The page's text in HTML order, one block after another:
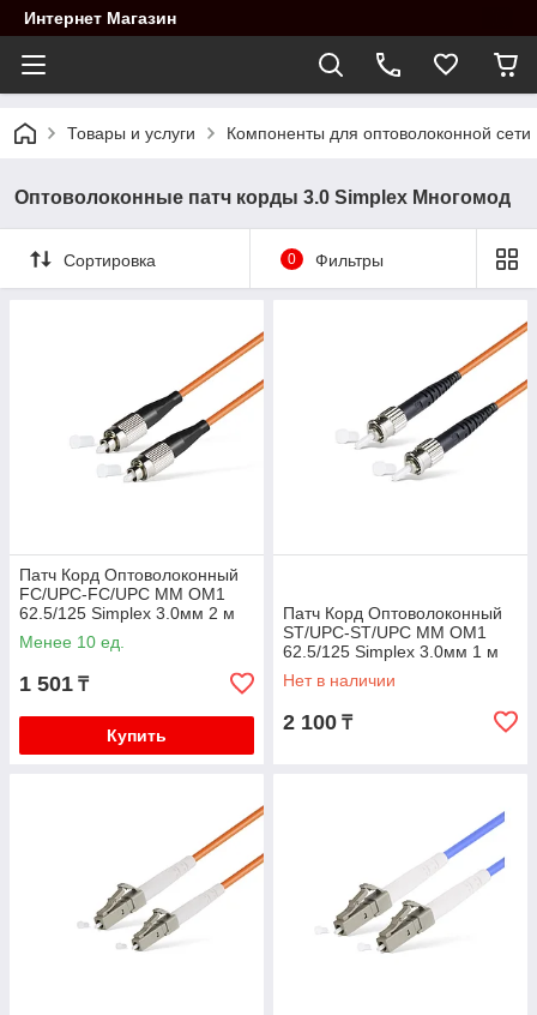
Интернет Магазин
Товары и услуги Компоненты для оптоволоконной сети
Оптоволоконные патч корды 3.0 Simplex Многомод
Сортировка 0 Фильтры
Патч Корд Оптоволоконный
FC/UPC-FC/UPC MM OM1
62.5/125 Simplex 3.0мм 2 м
Менее 10 ед.
1 501 ₸
Купить
Патч Корд Оптоволоконный
ST/UPC-ST/UPC MM OM1
62.5/125 Simplex 3.0мм 1 м
Нет в наличии
2 100 ₸